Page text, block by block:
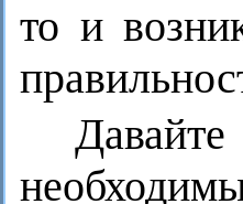
то и